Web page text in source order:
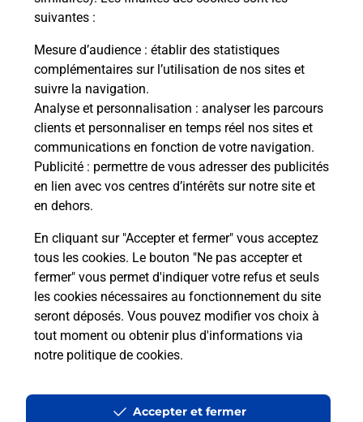
suivantes :
Mesure d’audience : établir des statistiques
complémentaires sur l’utilisation de nos sites et
suivre la navigation.
Analyse et personnalisation : analyser les parcours
clients et personnaliser en temps réel nos sites et
communications en fonction de votre navigation.
Publicité : permettre de vous adresser des publicités
en lien avec vos centres d’intérêts sur notre site et
en dehors.
En cliquant sur "Accepter et fermer" vous acceptez
tous les cookies. Le bouton "Ne pas accepter et
fermer" vous permet d'indiquer votre refus et seuls
les cookies nécessaires au fonctionnement du site
seront déposés. Vous pouvez modifier vos choix à
tout moment ou obtenir plus d'informations via
notre politique de cookies.
Accepter et fermer
Quel réseau utilise La Poste Mobile ?
Est-ce que je peux garder mon
numéro de mobile gratuitement ?
Est-ce que je peux bénéficier de la 5G
avec La Poste Mobile ?
Est-ce que je peux utiliser mon forfait
à l’étranger avec La Poste Mobile ?
Est-ce que je peux payer mon iPhone
en plusieurs fois avec La Poste Mobile